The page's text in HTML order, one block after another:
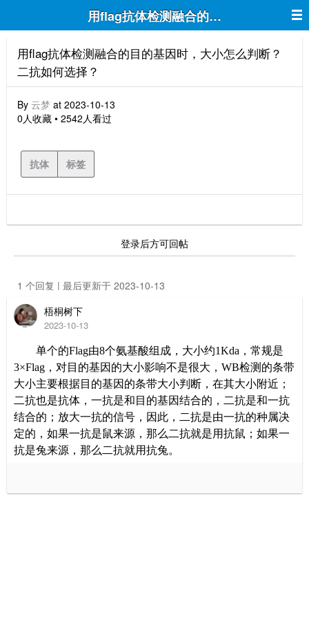
用flag抗体检测融合的目的基因时，大
用flag抗体检测融合的目的基因时，大小怎么判断？
二抗如何选择？
By 云梦 at 2023-10-13
0人收藏 • 2542人看过
抗体 标签
登录后方可回帖
1 个回复 | 最后更新于 2023-10-13
梧桐树下
2023-10-13
单个的Flag由8个氨基酸组成，大小约1Kda ，常规是
3×Flag ，对目的基因的大小影响不是很大， WB检测的条带
大小主要根据目的基因的条带大小判断，在其大小附近；
二抗也是抗体，一抗是和目的基因结合的，二抗是和一抗
结合的；放大一抗的信号，因此，二抗是由一抗的种属决
定的，如果一抗是鼠来源，那么二抗就是用抗鼠；如果一
抗是兔来源，那么二抗就用抗兔。